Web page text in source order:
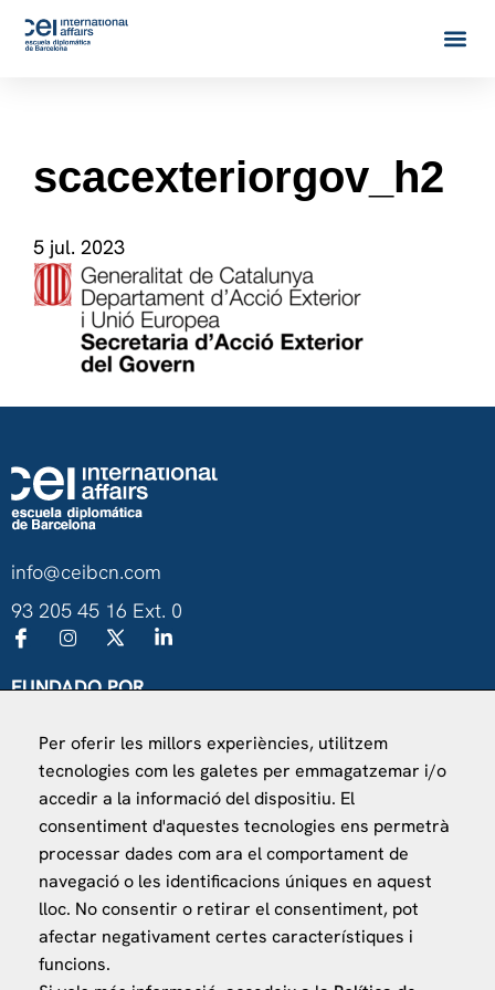
scacexteriorgov_h2
5 jul. 2023
info@ceibcn.com
93 205 45 16 Ext. 0
FUNDADO POR
Ministerio de Asuntos Exteriores, UE y Cooperación
Fundación "la Caixa"
VISÍTANOS
Finca Agustí Pedro Pons
Per oferir les millors experiències, utilitzem
tecnologies com les galetes per emmagatzemar i/o
accedir a la informació del dispositiu. El
consentiment d'aquestes tecnologies ens permetrà
processar dades com ara el comportament de
navegació o les identificacions úniques en aquest
lloc. No consentir o retirar el consentiment, pot
afectar negativament certes característiques i
funcions.